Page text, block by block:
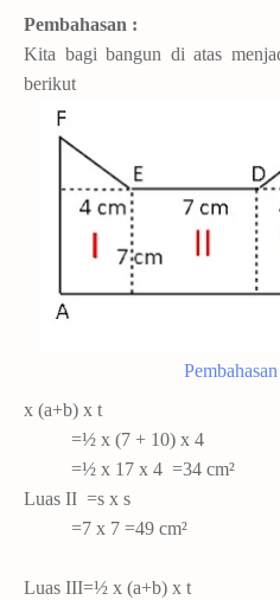
Pembahasan :
Kita bagi bangun di atas
berikut
Pembahasan
x (a+b) x t
=½ x (7 + 10) x 4
=½ x 17 x 4 =34 cm²
Luas II =s x s
=7 x 7 =49 cm²
Luas III=½ x (a+b) x t